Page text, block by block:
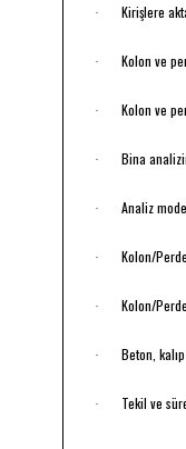
· Kirişlere
· Kolon ve
· Kolon ve
· Bina
· Analiz
· Kolon/
· Kolon/
· Beton,
· Tekil ve